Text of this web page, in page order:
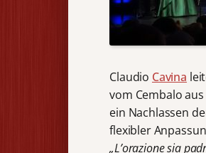
Claudio Cavina
vom Cembalo
ein Nachlassen
flexibler
„L’orazione sia